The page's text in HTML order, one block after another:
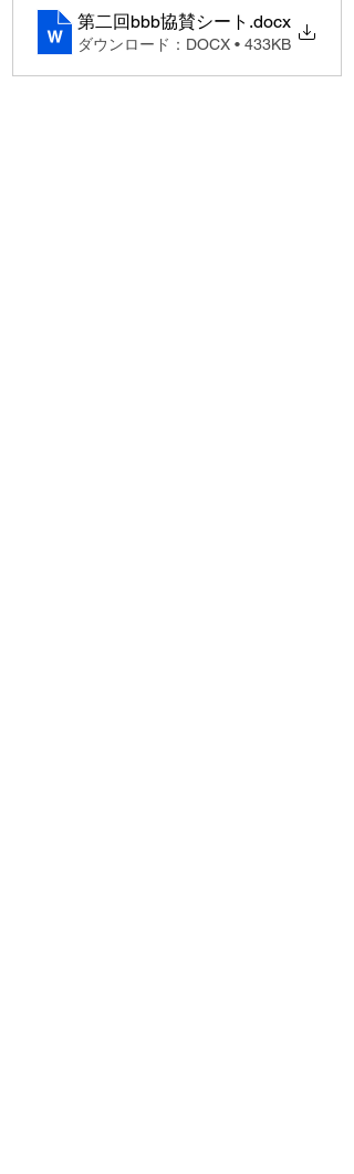
第二回bbb協賛シート .docx
ダウンロード：DOCX • 433KB